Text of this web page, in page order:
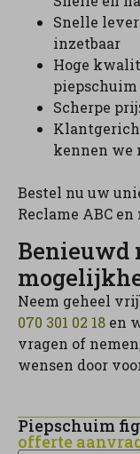
Snelle
inzetbaar
Hoge
Scherpe
kennen we
Bestel nu uw
Reclame ABC
Benieuwd
Neem geheel
070 301 02 18 en
vragen of
wensen door
Piepschuim
offerte